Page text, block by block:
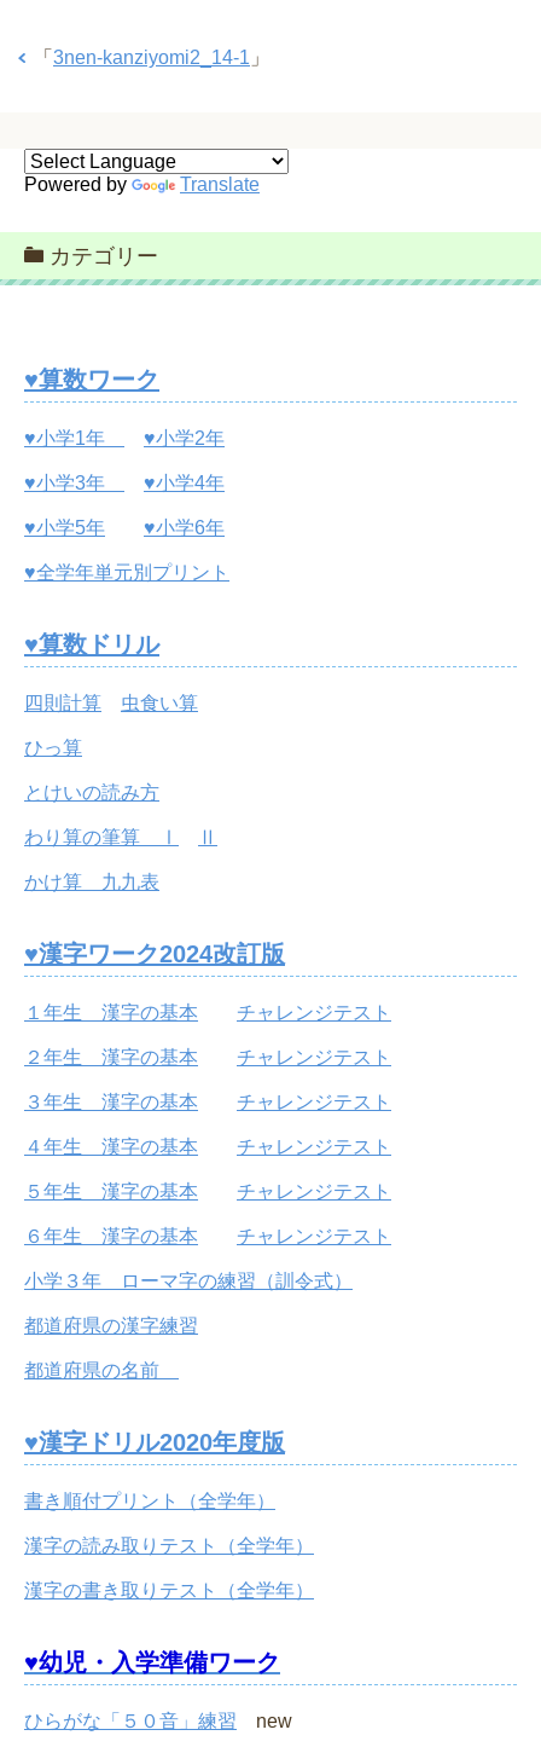
「 3nen-kanziyomi2_14-1 」
Powered by Translate
カテゴリー
♥算数ワーク
♥小学1年 ♥小学2年
♥小学3年 ♥小学4年
♥小学5年 ♥小学6年
♥全学年単元別プリント
♥算数ドリル
四則計算 虫食い算
ひっ算
とけいの読み方
わり算の筆算 Ⅰ Ⅱ
かけ算 九九表
♥漢字ワーク2024改訂版
１年生 漢字の基本 チャレンジテスト
２年生 漢字の基本 チャレンジテスト
３年生 漢字の基本 チャレンジテスト
４年生 漢字の基本 チャレンジテスト
５年生 漢字の基本 チャレンジテスト
６年生 漢字の基本 チャレンジテスト
小学３年 ローマ字の練習（訓令式）
都道府県の漢字練習
都道府県の名前
♥漢字ドリル2020年度版
書き順付プリント（全学年）
漢字の読み取りテスト（全学年）
漢字の書き取りテスト（全学年）
♥幼児・入学準備ワーク
ひらがな「５０音」練習 new